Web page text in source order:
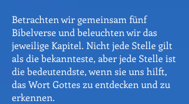
Betrachten wir gemeinsam fünf
Bibelverse und beleuchten wir das
jeweilige Kapitel. Nicht jede Stelle gilt
als die bekannteste, aber jede Stelle ist
die bedeutendste, wenn sie uns hilft,
das Wort Gottes zu entdecken und zu
erkennen.